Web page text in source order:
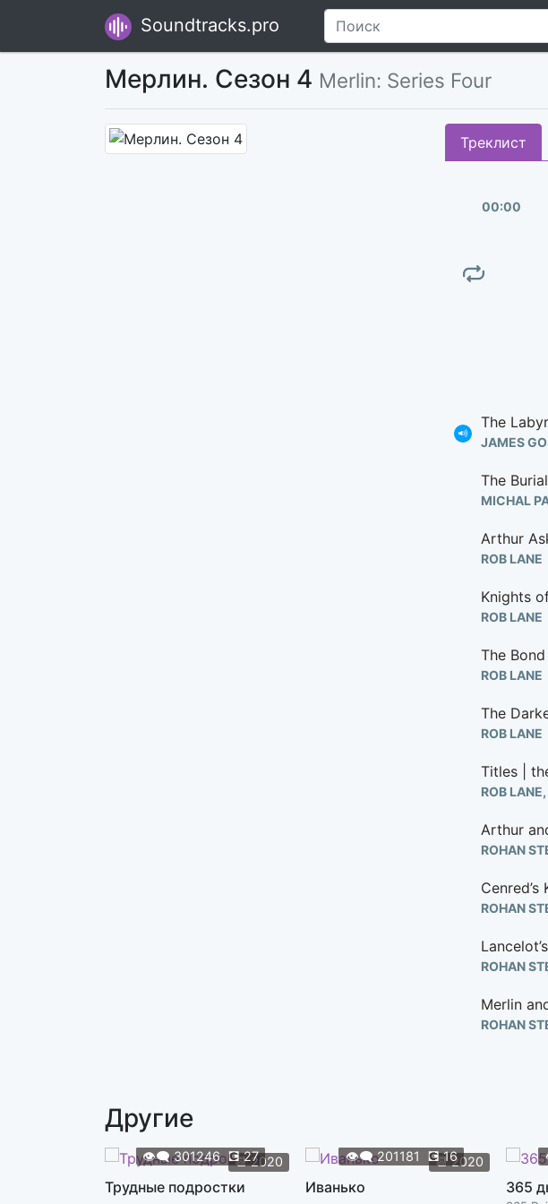
Soundtracks.pro
Мерлин. Сезон 4 Merlin: Series Four
Треклист
00:00
The
JAMES
The Burial
MICHAL
Arthur
ROB LANE
Knights
ROB LANE
The
ROB LANE
The
ROB LANE
Titles |
ROB
Arthur
ROHAN
Cenred’s
ROHAN
ROHAN
Merlin
ROHAN
Morgana
ROHAN
Другие
📆2020
👁️‍🗨️301246 💽27
Трудные подростки
📆2020
👁️‍🗨️201181 💽16
Иванько 365